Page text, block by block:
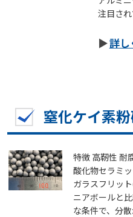
注目
詳し
窒化ケイ素
特徴 高靭性 耐
酸化物セラミ
ガラスフリッ
ニアボールと
な条件で、分散